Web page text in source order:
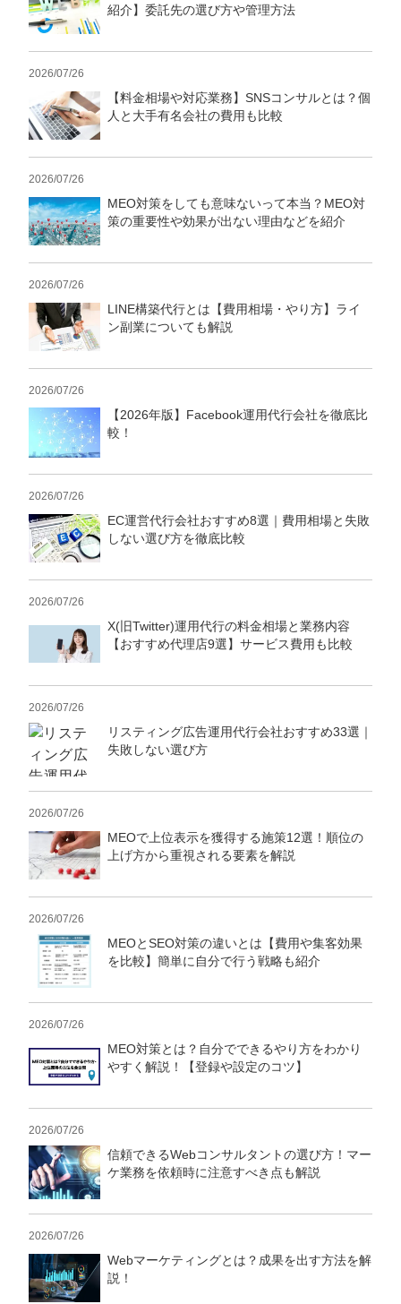
紹介】委託先の選び方や管理方法
2026/07/26
【料金相場や対応業務】SNSコンサルとは？個
人と大手有名会社の費用も比較
2026/07/26
MEO対策をしても意味ないって本当？MEO対
策の重要性や効果が出ない理由などを紹介
2026/07/26
LINE構築代行とは【費用相場・やり方】ライ
ン副業についても解説
2026/07/26
【2026年版】Facebook運用代行会社を徹底比
較！
2026/07/26
EC運営代行会社おすすめ8選｜費用相場と失敗
しない選び方を徹底比較
2026/07/26
X(旧Twitter)運用代行の料金相場と業務内容
【おすすめ代理店9選】サービス費用も比較
2026/07/26
リスティング広告運用代行会社おすすめ33選｜
失敗しない選び方
2026/07/26
MEOで上位表示を獲得する施策12選！順位の
上げ方から重視される要素を解説
2026/07/26
MEOとSEO対策の違いとは【費用や集客効果
を比較】簡単に自分で行う戦略も紹介
2026/07/26
MEO対策とは？自分でできるやり方をわかり
やすく解説！【登録や設定のコツ】
2026/07/26
信頼できるWebコンサルタントの選び方！マー
ケ業務を依頼時に注意すべき点も解説
2026/07/26
Webマーケティングとは？成果を出す方法を解
説！